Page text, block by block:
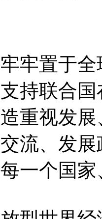
牢置于
持联合
重视发
流、发
一个国